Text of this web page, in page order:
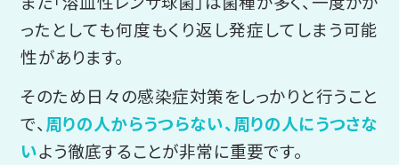
ったとしても何度もくり返し発症してしまう可能
性があります。
そのため日々の感染症対策をしっかりと行うこと
で、周りの人からうつらない、周りの人にうつさな
いよう徹底することが非常に重要です。